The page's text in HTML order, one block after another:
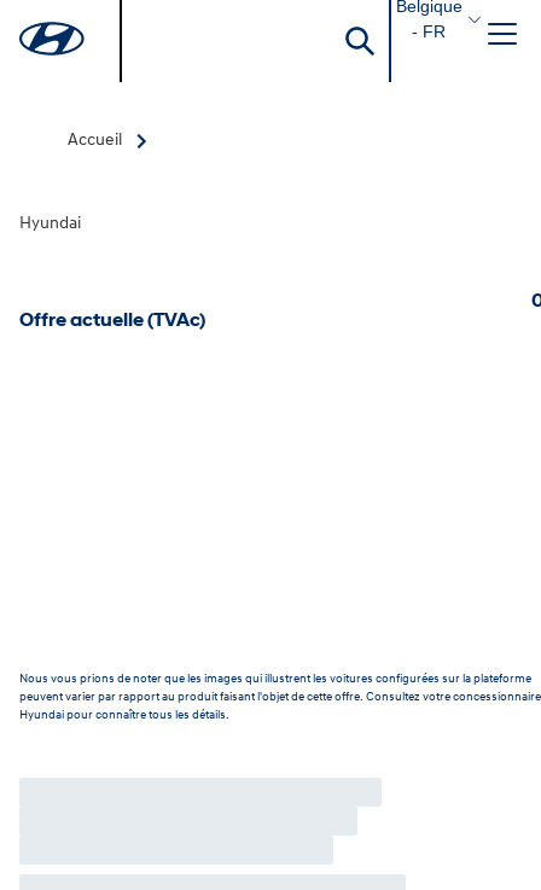
Belgique
- FR
Accueil
Hyundai
Offre actuelle (TVAc)
Nous vous prions de noter que les images qui illustrent les voitures configurées sur la plateforme
peuvent varier par rapport au produit faisant l'objet de cette offre. Consultez votre concessionnaire
Hyundai pour connaître tous les détails.